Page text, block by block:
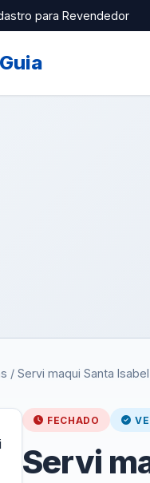
para Revendedor
/ Servi maqui Santa
FECHADO
Servi